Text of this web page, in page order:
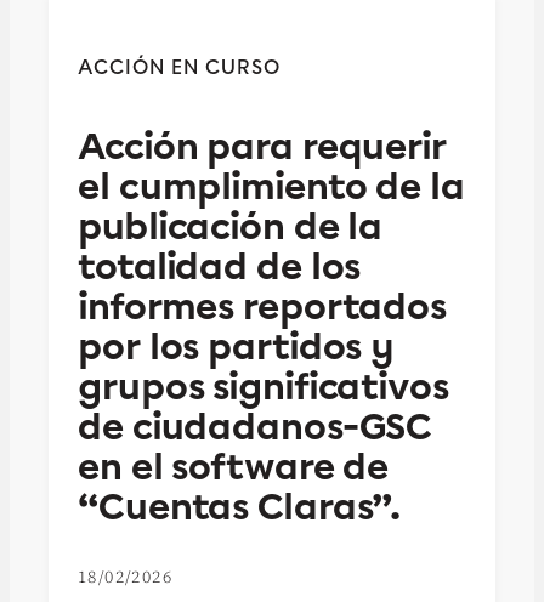
ACCIÓN EN CURSO
Acción para requerir
el cumplimiento de la
publicación de la
totalidad de los
informes reportados
por los partidos y
grupos significativos
de ciudadanos-GSC
en el software de
“Cuentas Claras”.
18/02/2026